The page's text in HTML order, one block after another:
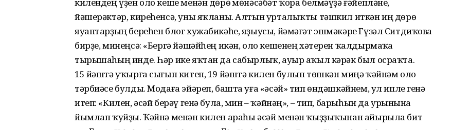
йәшерәктәр, киреһенсә, уны яҡланы. Алтын урталыҡты тәшкил иткән иң дөрөҫ
яуаптарҙың береһен блог хужабикәһе, яҙыусы, йәмәғәт эшмәкәре Гүзәл Ситдиҡова
бирҙе, минеңсә: «Бергә йәшәйһең икән, оло кешенең хәтерен ҡалдырмаҫҡа
тырышаһың инде. Һәр ике яҡтан да сабырлыҡ, ауыр аҡыл кәрәк был осраҡта.
15 йәштә уҡырға сығып китеп, 19 йәштә килен булып төшкән миңә ҡәйнәм оло
тәрбиәсе булды. Модаға эйәреп, башта уға «әсәй» тип өндәшкәйнем, ул ипле генә
итеп: «Килен, әсәй берәү генә була, мин – ҡәйнәң», – тип, барыһын да урынына
йымлап ҡуйҙы. Ҡәйнә менән килен араһы әсәй менән ҡыҙҙыҡынан айырыла бит